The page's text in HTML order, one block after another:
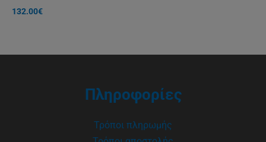
132.00€
Πληροφορίες
Τρόποι πληρωμής